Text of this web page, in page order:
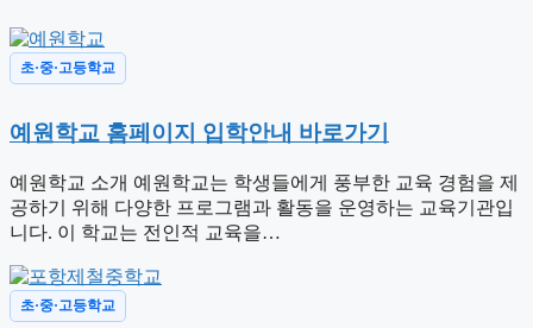
초·중·고등학교
예원학교 홈페이지 입학안내 바로가기
예원학교 소개 예원학교는 학생들에게 풍부한 교육 경험을 제
공하기 위해 다양한 프로그램과 활동을 운영하는 교육기관입
니다. 이 학교는 전인적 교육을…
초·중·고등학교